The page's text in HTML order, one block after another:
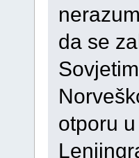
da se
otporu